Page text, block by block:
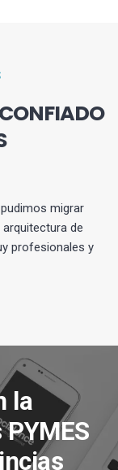
migrar
de
profesionales y
la